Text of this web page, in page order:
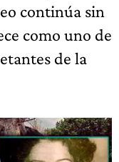
continúa sin
como uno de
de la